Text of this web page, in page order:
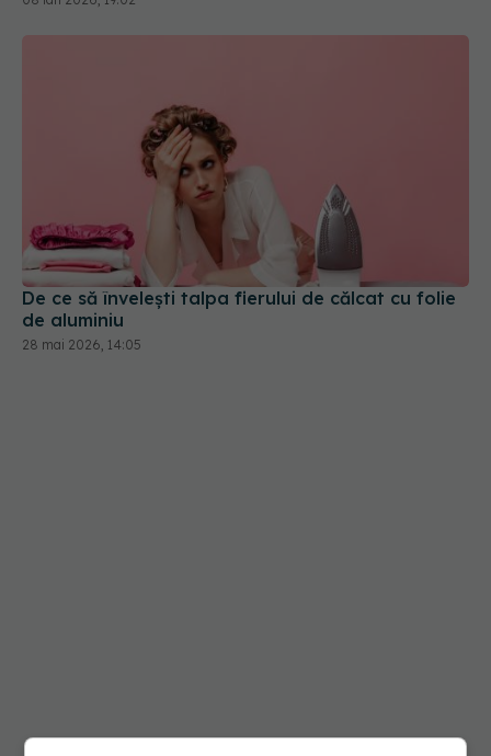
De ce să învelești talpa fierului de călcat cu folie
de aluminiu
28 mai 2026, 14:05